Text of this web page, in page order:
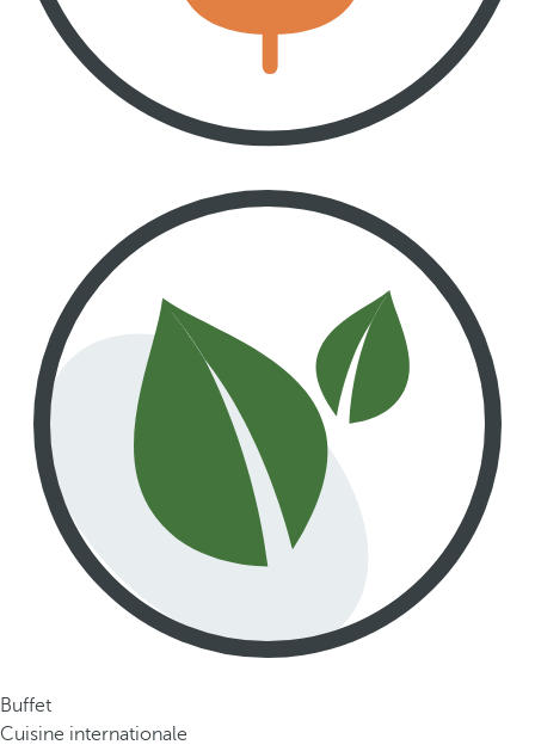
Buffet
Cuisine internationale